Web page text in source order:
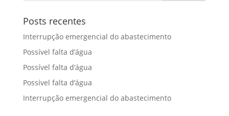
Posts recentes
Interrupção emergencial do abastecimento
Possível falta d’água
Possível falta d’água
Possível falta d’água
Interrupção emergencial do abastecimento